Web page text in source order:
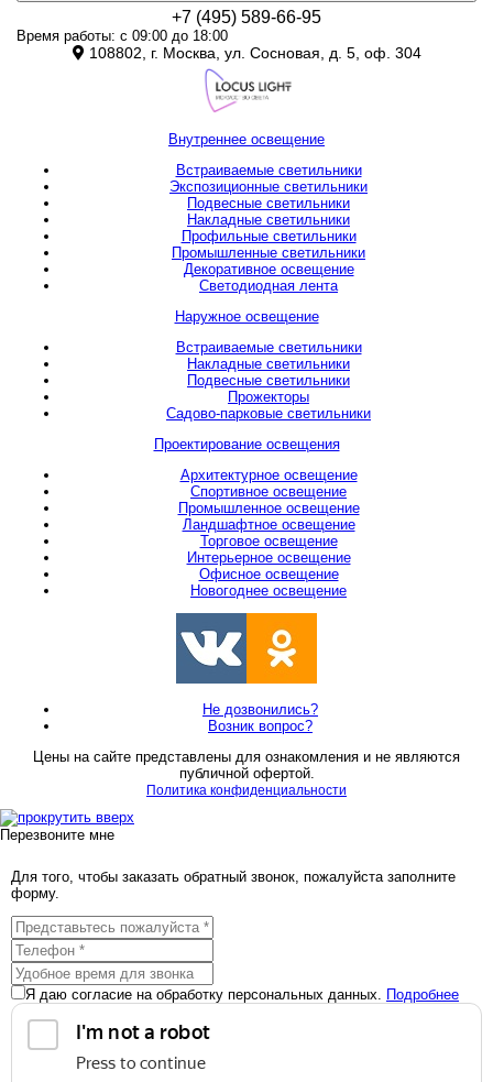
+7 (495) 589-66-95
Время работы: с 09:00 до 18:00
108802, г. Москва, ул. Сосновая, д. 5, оф. 304
Внутреннее освещение
Встраиваемые светильники
Экспозиционные светильники
Подвесные светильники
Накладные светильники
Профильные светильники
Промышленные светильники
Декоративное освещение
Светодиодная лента
Наружное освещение
Встраиваемые светильники
Накладные светильники
Подвесные светильники
Прожекторы
Садово-парковые светильники
Проектирование освещения
Архитектурное освещение
Спортивное освещение
Промышленное освещение
Ландшафтное освещение
Торговое освещение
Интерьерное освещение
Офисное освещение
Новогоднее освещение
Не дозвонились?
Возник вопрос?
Цены на сайте представлены для ознакомления и не являются
публичной офертой.
Политика конфиденциальности
Перезвоните мне
Для того, чтобы заказать обратный звонок, пожалуйста заполните
форму.
Я даю согласие на обработку персональных данных. Подробнее